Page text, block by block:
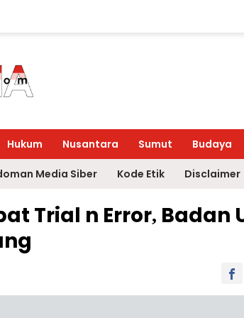
Hukum Nusantara Sumut Budaya
Media Siber Kode Etik Disclaimer
Trial n Error, Badan